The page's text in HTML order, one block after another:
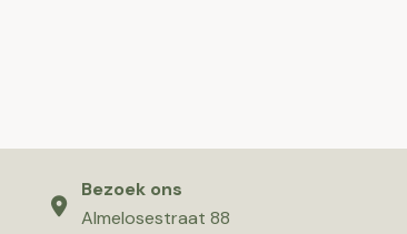
Bezoek ons
Almelosestraat 88